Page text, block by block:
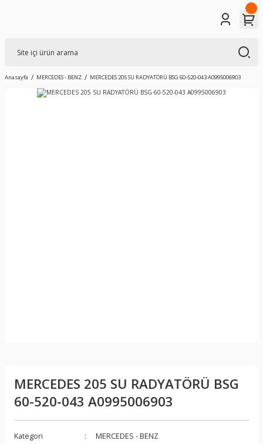
Anasayfa MERCEDES - BENZ MERCEDES 205 SU RADYATÖRÜ BSG 60-520-043 A0995006903
MERCEDES 205 SU RADYATÖRÜ BSG
60-520-043 A0995006903
Kategori
MERCEDES - BENZ